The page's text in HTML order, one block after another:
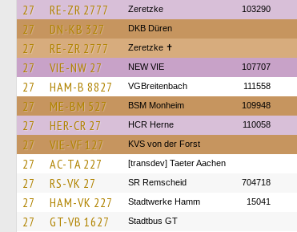
27 RE-ZR 2777 Zeretzke 103290
27 DN-KB 327 DKB Düren
27 RE-ZR 2777 Zeretzke ✝
27 VIE-NW 27 NEW VIE 107707
27 HAM-B 8827 VGBreitenbach 111558
27 ME-BM 527 BSM Monheim 109948
27 HER-CR 27 HCR Herne 110058
27 VIE-VF 127 KVS von der Forst
27 AC-TA 227 [transdev] Taeter Aachen
27 RS-VK 27 SR Remscheid 704718
27 HAM-VK 227 Stadtwerke Hamm 15041
27 GT-VB 1627 Stadtbus GT